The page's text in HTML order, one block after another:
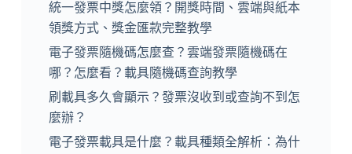
統一發票中獎怎麼領？開獎時間、雲端與紙本
領獎方式、獎金匯款完整教學
電子發票隨機碼怎麼查？雲端發票隨機碼在
哪？怎麼看？載具隨機碼查詢教學
刷載具多久會顯示？發票沒收到或查詢不到怎
麼辦？
電子發票載具是什麼？載具種類全解析：為什